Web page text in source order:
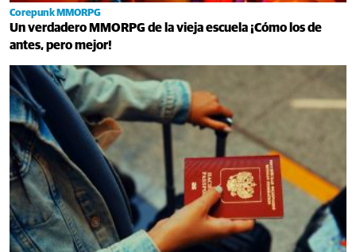
Corepunk MMORPG
Un verdadero MMORPG de la vieja escuela ¡Cómo los de
antes, pero mejor!